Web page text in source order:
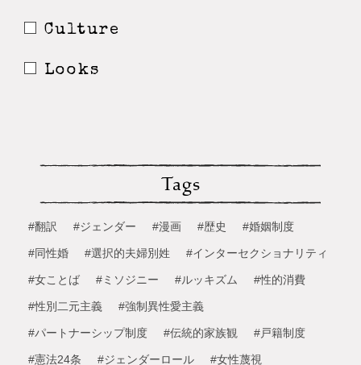
Culture
Looks
Tags
#翻訳 #ジェンダー #漫画 #歴史 #婚姻制度
#同性婚 #選択的夫婦別姓 #インターセクショナリティ
#女ことば #ミソジニー #ルッキズム #性的消費
#性別二元主義 #強制異性愛主義
#パートナーシップ制度 #伝統的家族観 #戸籍制度
#憲法24条 #ジェンダーロール #女性蔑視